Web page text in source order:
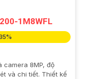
1M8WFL
camera 8MP, độ
và chi tiết. Thiết kế